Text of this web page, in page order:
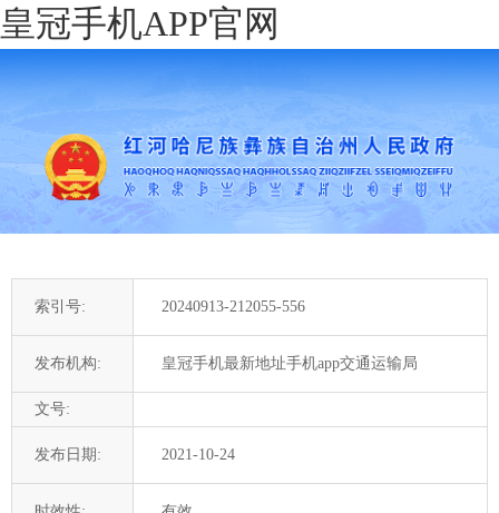
皇冠手机APP官网
索引号: 20240913-212055-556
发布机构: 皇冠手机最新地址手机app交通运输局
文号:
发布日期: 2021-10-24